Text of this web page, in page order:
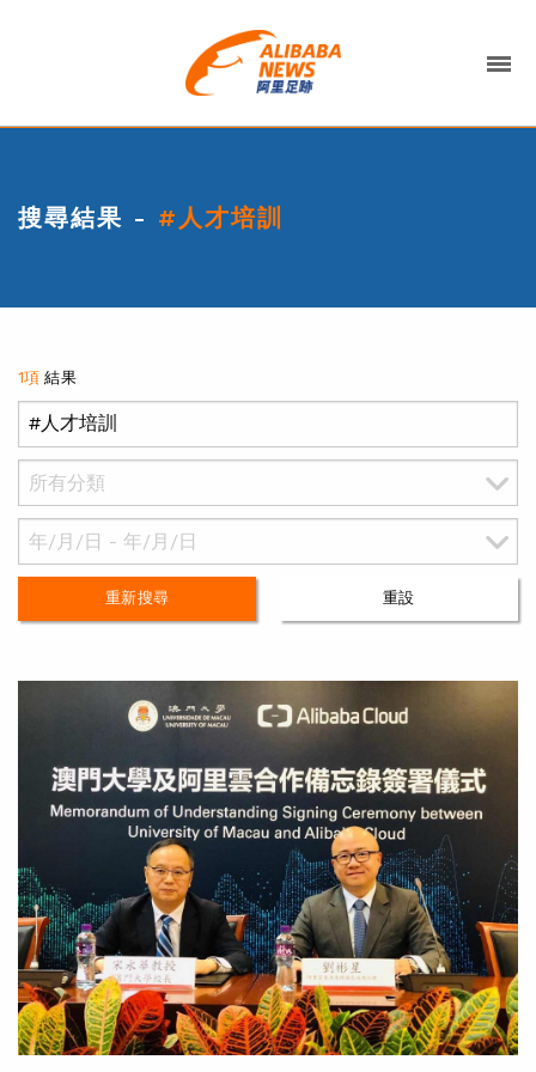
搜尋結果 - #人才培訓
1項結果
重新搜尋 重設